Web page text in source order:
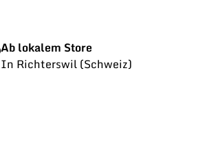
Ab lokalem Store
In Richterswil (Schweiz)